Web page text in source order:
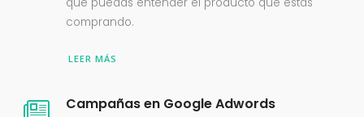
comprando.
LEER MÁS
Campañas en Google Adwords